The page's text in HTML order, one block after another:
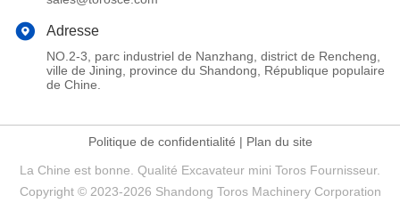
Adresse
NO.2-3, parc industriel de Nanzhang, district de Rencheng,
ville de Jining, province du Shandong, République populaire
de Chine.
Politique de confidentialité | Plan du site
La Chine est bonne. Qualité Excavateur mini Toros Fournisseur.
Copyright © 2023-2026 Shandong Toros Machinery Corporation